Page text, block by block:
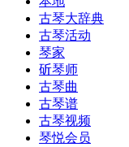
古琴大辞典
古琴活动
琴家
斫琴师
古琴曲
古琴谱
古琴视频
琴悦会员